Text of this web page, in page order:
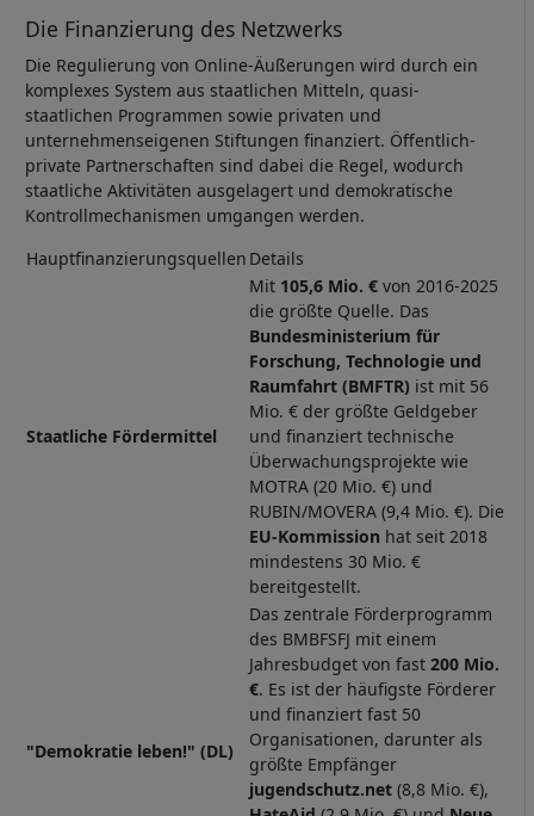
Die Finanzierung des Netzwerks
Die Regulierung von Online-Äußerungen wird durch ein
komplexes System aus staatlichen Mitteln, quasi-
staatlichen Programmen sowie privaten und
unternehmenseigenen Stiftungen finanziert. Öffentlich-
private Partnerschaften sind dabei die Regel, wodurch
staatliche Aktivitäten ausgelagert und demokratische
Kontrollmechanismen umgangen werden.
Hauptfinanzierungsquellen Details
Staatliche Fördermittel
Mit 105,6 Mio. € von 2016-2025
die größte Quelle. Das
Bundesministerium für
Forschung, Technologie und
Raumfahrt (BMFTR) ist mit 56
Mio. € der größte Geldgeber
und finanziert technische
Überwachungsprojekte wie
MOTRA (20 Mio. €) und
RUBIN/MOVERA (9,4 Mio. €). Die
EU-Kommission hat seit 2018
mindestens 30 Mio. €
bereitgestellt.
"Demokratie leben!" (DL)
Das zentrale Förderprogramm
des BMBFSFJ mit einem
Jahresbudget von fast 200 Mio.
€. Es ist der häufigste Förderer
und finanziert fast 50
Organisationen, darunter als
größte Empfänger
jugendschutz.net (8,8 Mio. €),